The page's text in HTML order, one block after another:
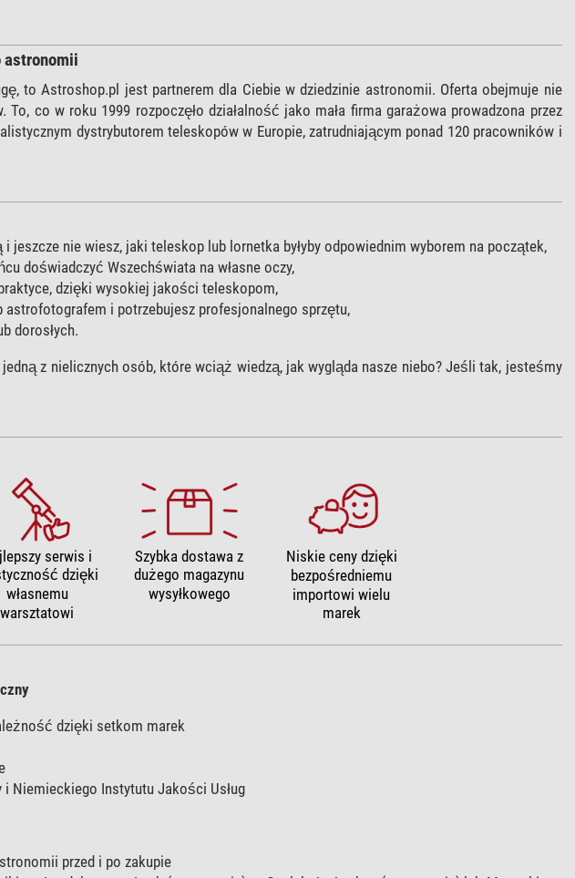
astronomii
to Astroshop.pl jest partnerem dla Ciebie w dziedzinie astronomii. Oferta obejmuje nie
co w roku 1999 rozpoczęło działalność jako mała firma garażowa prowadzona przez
dystrybutorem teleskopów w Europie, zatrudniającym ponad 120 pracowników i
nie wiesz, jaki teleskop lub lornetka byłyby odpowiednim wyborem na początek,
doświadczyć Wszechświata na własne oczy,
dzięki wysokiej jakości teleskopom,
i potrzebujesz profesjonalnego sprzętu,
dorosłych.
z nielicznych osób, które wciąż wiedzą, jak wygląda nasze niebo? Jeśli tak, jesteśmy
serwis i
dzięki
własnemu
warsztatowi
Szybka dostawa z
dużego magazynu
wysyłkowego
Niskie ceny dzięki
bezpośredniemu
importowi wielu
marek
dzięki setkom marek
Niemieckiego Instytutu Jakości Usług
przed i po zakupie